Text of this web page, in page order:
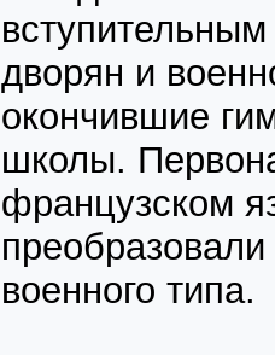
дворян и
окончившие
школы.
французском
военного типа.